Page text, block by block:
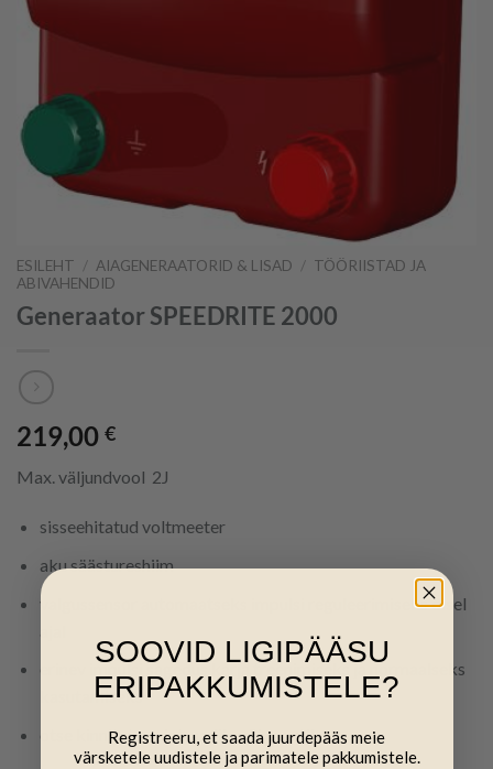
ESILEHT / AIAGENERAATORID & LISAD / TÖÖRIISTAD JA
ABIVAHENDID
Generaator SPEEDRITE 2000
219,00 €
Max. väljundvool 2J
sisseehitatud voltmeeter
aku säästureshiim
valgussensor automaatseks impulsi reguleerimiseks öisel
erinev impulsi sagedus karja treenimiseks ja normaalseks
kasutamiseks
otse kinnitatav ajatraadile või -postile
SOOVID LIGIPÄÄSU
ERIPAKKUMISTELE?
Registreeru, et saada juurdepääs meie
värsketele uudistele ja parimatele pakkumistele.